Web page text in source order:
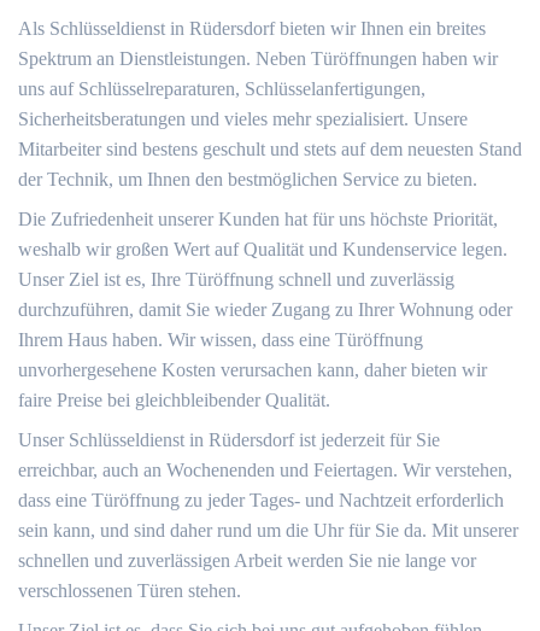
Als Schlüsseldienst in Rüdersdorf bieten wir Ihnen ein breites
Spektrum an Dienstleistungen. Neben Türöffnungen haben wir
uns auf Schlüsselreparaturen, Schlüsselanfertigungen,
Sicherheitsberatungen und vieles mehr spezialisiert. Unsere
Mitarbeiter sind bestens geschult und stets auf dem neuesten Stand
der Technik, um Ihnen den bestmöglichen Service zu bieten.
Die Zufriedenheit unserer Kunden hat für uns höchste Priorität,
weshalb wir großen Wert auf Qualität und Kundenservice legen.
Unser Ziel ist es, Ihre Türöffnung schnell und zuverlässig
durchzuführen, damit Sie wieder Zugang zu Ihrer Wohnung oder
Ihrem Haus haben. Wir wissen, dass eine Türöffnung
unvorhergesehene Kosten verursachen kann, daher bieten wir
faire Preise bei gleichbleibender Qualität.
Unser Schlüsseldienst in Rüdersdorf ist jederzeit für Sie
erreichbar, auch an Wochenenden und Feiertagen. Wir verstehen,
dass eine Türöffnung zu jeder Tages- und Nachtzeit erforderlich
sein kann, und sind daher rund um die Uhr für Sie da. Mit unserer
schnellen und zuverlässigen Arbeit werden Sie nie lange vor
verschlossenen Türen stehen.